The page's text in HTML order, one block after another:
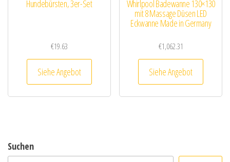
Hundebürsten, 3er-Set
€19.63
Siehe Angebot
Whirlpool Badewanne 130×130
mit 8 Massage Düsen LED
Eckwanne Made in Germany
€1,062.31
Siehe Angebot
Suchen